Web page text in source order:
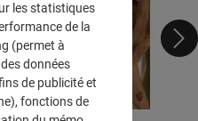
les statistiques
de la
(permet à
données
de publicité et
fonctions de